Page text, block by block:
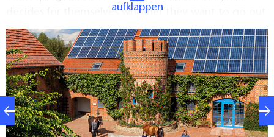
decides for themselves whether they want to go out
riding or extend their skills with a session on the
grounds. Farm animals to stroke and an extensive
programme of exciting activities offer plenty of
variety for children’s daycare groups and school
classes. Accommodation is in newly renovated multi-
bed rooms, most with their own bathroom.
aufklappen